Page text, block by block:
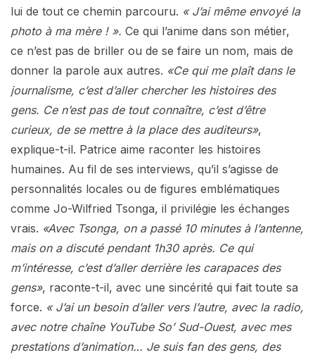
lui de tout ce chemin parcouru. « J’ai même envoyé la
photo à ma mère ! ». Ce qui l’anime dans son métier,
ce n’est pas de briller ou de se faire un nom, mais de
donner la parole aux autres. «Ce qui me plaît dans le
journalisme, c’est d’aller chercher les histoires des
gens. Ce n’est pas de tout connaître, c’est d’être
curieux, de se mettre à la place des auditeurs»,
explique-t-il. Patrice aime raconter les histoires
humaines. Au fil de ses interviews, qu’il s’agisse de
personnalités locales ou de figures emblématiques
comme Jo-Wilfried Tsonga, il privilégie les échanges
vrais. «Avec Tsonga, on a passé 10 minutes à l’antenne,
mais on a discuté pendant 1h30 après. Ce qui
m’intéresse, c’est d’aller derrière les carapaces des
gens», raconte-t-il, avec une sincérité qui fait toute sa
force. « J’ai un besoin d’aller vers l’autre, avec la radio,
avec notre chaîne YouTube So’ Sud-Ouest, avec mes
prestations d’animation… Je suis fan des gens, des